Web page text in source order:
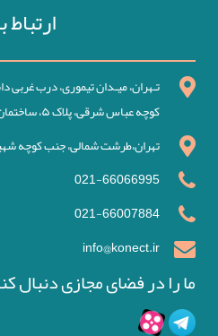
ارتباط
تـهران، میـدان تیموری، درب غربی
کوچه عباس شرقی، پلاک ۵، ساختمان کانکت
تهران،طرشت شمالی، جنب کوچه
021-66066995
021-66007884
info@konect.ir
ما را در فضای مجازی دنبال